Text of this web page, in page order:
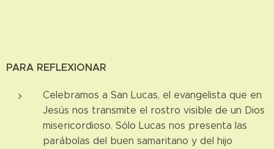
PARA REFLEXIONAR
Celebramos a San Lucas, el evangelista que en
Jesús nos transmite el rostro visible de un Dios
misericordioso. Sólo Lucas nos presenta las
parábolas del buen samaritano y del hijo